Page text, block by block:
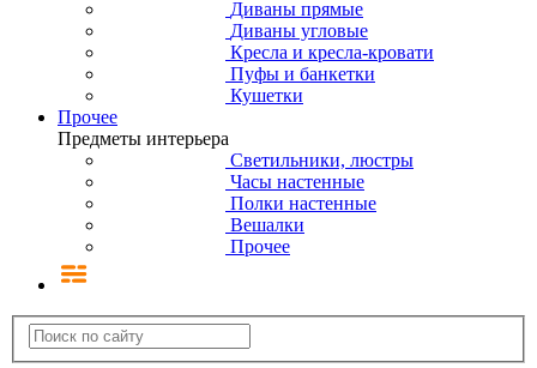
Диваны прямые
Диваны угловые
Кресла и кресла-кровати
Пуфы и банкетки
Кушетки
Прочее
Предметы интерьера
Светильники, люстры
Часы настенные
Полки настенные
Вешалки
Прочее